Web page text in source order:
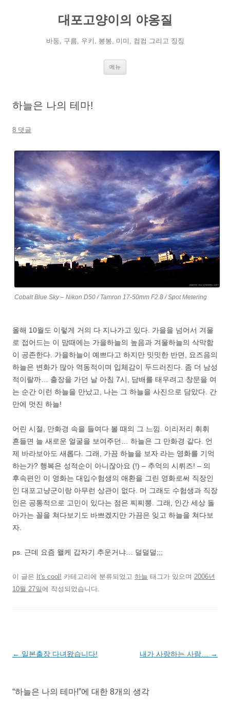
대포고양이의 야옹질
바둥, 구름, 우키, 봉봉, 미미, 컴컴 그리고 징징
메뉴
하늘은 나의 테마!
8 댓글
Cobalt Blue Sky – Nikon D50 / Tamron 17-50mm F2.8 / Spot Metering
올해 10월도 이렇게 거의 다 지나가고 있다. 가을을 넘어서 겨울
로 접어드는 이 맘때에는 가을하늘의 높음과 겨울하늘의 삭막함
이 공존한다. 가을하늘이 예쁘다고 하지만 밋밋한 반면, 요즈음의
하늘은 변화가 많아 역동적이며 입체감이 두드러진다. 좀 더 남성
적이랄까… 출장을 가던 날 아침 7시, 담배를 태우려고 창문을 여
는 순간 이런 하늘을 만났고, 나는 그 하늘을 사진으로 담았다. 간
만에 멋진 하늘!
어린 시절, 만화경 속을 들여다 볼 때의 그 느낌. 이리저리 휘휘
흔들면 늘 새로운 얼굴을 보여주던… 하늘은 그 만화경 같다. 언
제 바라보아도 새롭다. 그래, 가끔 하늘을 보자 라는 영화를 기억
하는가? 행복은 성적순이 아니잖아요 (!) – 추억의 시뤼즈! – 의
후속편인 이 영화는 대입수험생의 애환을 그린 영화로써 직장인
인 대포고냥군이랑 아무런 상관이 없다. 머 그래도 수험생과 직장
인은 공통적으로 고민이 있다는 점은 찌찌뽕. 그래, 인간 세상 돌
아가는 꼴을 쳐다보기도 바쁘겠지만 가끔은 잊고 하늘을 쳐다보
자.
ps. 근데 요즘 왤케 갑자기 추운거냐… 덜덜덜;;;
이 글은 It's cool! 카테고리에 분류되었고 하늘 태그가 있으며 2006년
10월 27일에 작성되었습니다.
글
게
← 일본출장 다녀왔습니다! 내가 사랑하는 사람… →
“하늘은 나의 테마!”에 대한 8개의 생각